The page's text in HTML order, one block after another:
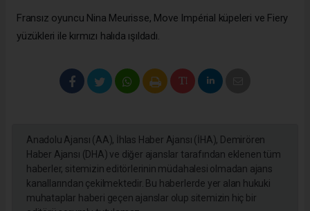
Fransız oyuncu Nina Meurisse, Move Impérial küpeleri ve Fiery
yüzükleri ile kırmızı halıda ışıldadı.
Anadolu Ajansı (AA), İhlas Haber Ajansı (İHA), Demirören
Haber Ajansı (DHA) ve diğer ajanslar tarafından eklenen tüm
haberler, sitemizin editörlerinin müdahalesi olmadan ajans
kanallarından çekilmektedir. Bu haberlerde yer alan hukuki
muhataplar haberi geçen ajanslar olup sitemizin hiç bir